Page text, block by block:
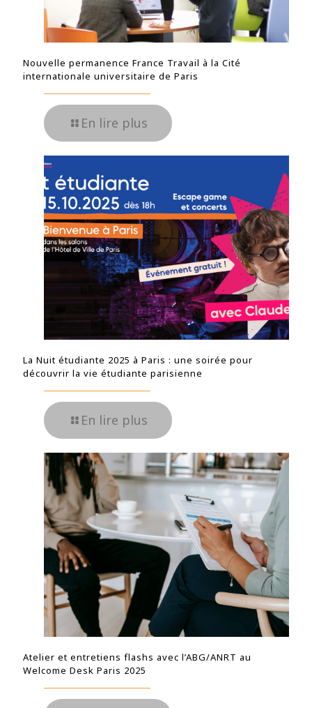
Nouvelle permanence France Travail à la Cité
internationale universitaire de Paris
En lire plus
La Nuit étudiante 2025 à Paris : une soirée pour
découvrir la vie étudiante parisienne
En lire plus
Atelier et entretiens flashs avec l’ABG/ANRT au
Welcome Desk Paris 2025